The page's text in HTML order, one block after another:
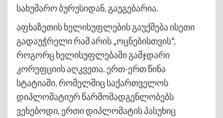
სახუმარო ბურუსიდან, გაუგებარია.
აფხაზეთის ხელისუფლების გაუქმება ისეთი
გადაუჭრელი რამ არის „ოცნებისთვის“,
როგორც ხელისუფლებაში გამჯდარი
კორუფციის აღკვეთა. ერთ-ერთ წინა
სტატიაში, რომელშიც საქართველოს
დიპლომატიურ წარმომადგენლობებს
ვეხებოდი, ერთი დიპლომატის პასუხიც